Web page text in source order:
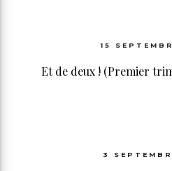
15
Et de deux ! (Premier
3